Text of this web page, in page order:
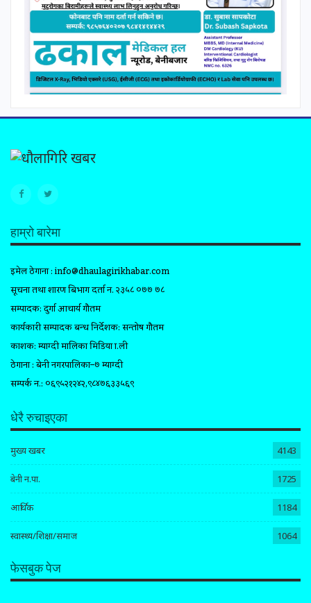
हाम्रो बारेमा
इमेल ठेगाना :info@dhaulagirikhabar.com
सूचना तथा प्रशारण बिभाग दर्ता न. २३५८ ०७७ ७८
सम्पादक: दुर्गा आचार्य गौतम
कार्यकारी सम्पादक प्रबन्ध निर्देशक: सन्तोष गौतम
प्रकाशक: म्याग्दी मालिका मिडिया प्रा.ली
ठेगाना : बेनी नगरपालिका–७ म्याग्दी
सम्पर्क न.: ०६९५२१२४२,९८४७६३३५६९
धेरै रुचाइएका
मुख्य खबर 4143
बेनी न.पा. 1725
आर्थिक 1184
स्वास्थ्य/शिक्षा/समाज 1064
फेसबुक पेज